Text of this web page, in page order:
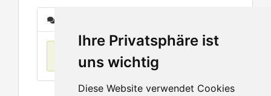
Ihre Privatsphäre ist
uns wichtig
Diese Website verwendet Cookies